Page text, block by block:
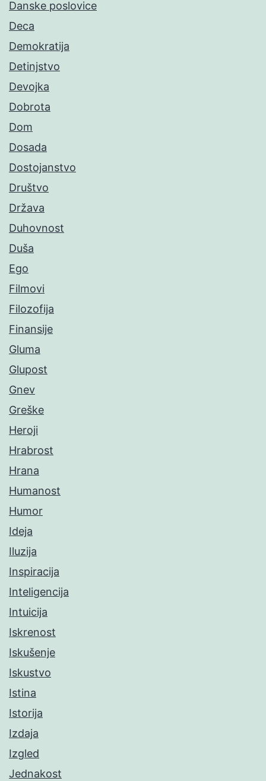
Danske poslovice
Deca
Demokratija
Detinjstvo
Devojka
Dobrota
Dom
Dosada
Dostojanstvo
Društvo
Država
Duhovnost
Duša
Ego
Filmovi
Filozofija
Finansije
Gluma
Glupost
Gnev
Greške
Heroji
Hrabrost
Hrana
Humanost
Humor
Ideja
Iluzija
Inspiracija
Inteligencija
Intuicija
Iskrenost
Iskušenje
Iskustvo
Istina
Istorija
Izdaja
Izgled
Jednakost